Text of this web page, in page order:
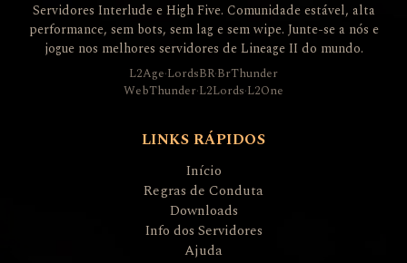
Servidores Interlude e High Five. Comunidade estável, alta
performance, sem bots, sem lag e sem wipe. Junte-se a nós e
jogue nos melhores servidores de Lineage II do mundo.
L2Age·LordsBR·BrThunder
WebThunder·L2Lords·L2One
LINKS RÁPIDOS
Início
Regras de Conduta
Downloads
Info dos Servidores
Ajuda